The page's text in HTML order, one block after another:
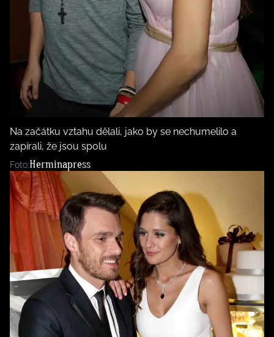
Na začátku vztahu dělali, jako by se nechumelilo a
zapírali, že jsou spolu
Foto:Herminapress